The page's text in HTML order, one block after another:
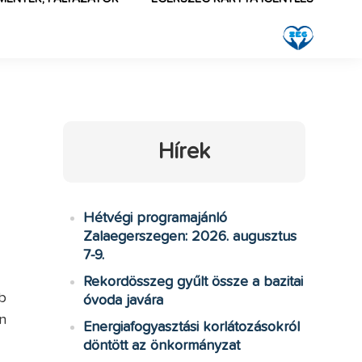
Hírek
Hétvégi programajánló
Zalaegerszegen: 2026. augusztus
7-9.
Rekordösszeg gyűlt össze a bazitai
óvoda javára
Energiafogyasztási korlátozásokról
döntött az önkormányzat